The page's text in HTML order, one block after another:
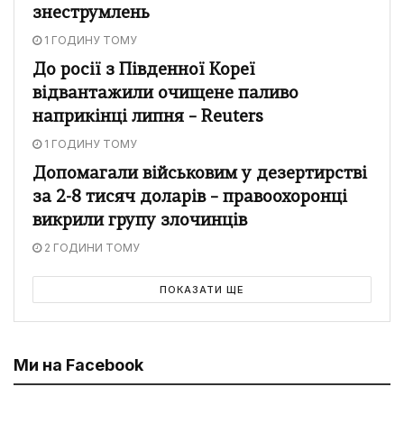
знеструмлень
1 ГОДИНУ ТОМУ
До росії з Південної Кореї
відвантажили очищене паливо
наприкінці липня – Reuters
1 ГОДИНУ ТОМУ
Допомагали військовим у дезертирстві
за 2-8 тисяч доларів – правоохоронці
викрили групу злочинців
2 ГОДИНИ ТОМУ
ПОКАЗАТИ ЩЕ
Ми на Facebook